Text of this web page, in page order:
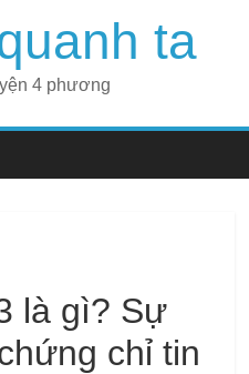
ta
4 phương
là gì? Sự
chỉ tin